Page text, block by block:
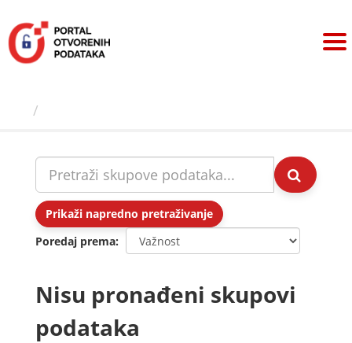
sadržaj
Prikaži napredno pretraživanje
Poredaj prema
Nisu pronađeni skupovi
podataka